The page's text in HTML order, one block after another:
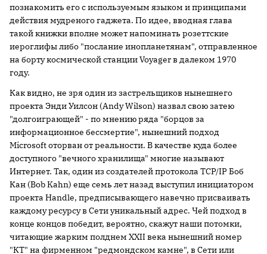
познакомить его с используемым языком и принципами
действия мудреного гаджета. По идее, вводная глава
такой книжки вполне может напоминать розеттские
иероглифы либо "послание инопланетянам", отправленное
на борту космической станции Voyager в далеком 1970
году.
Как видно, не зря один из застрельщиков нынешнего
проекта Энди Уилсон (Andy Wilson) назвал свою затею
"долгоиграющей" - по мнению ряда "борцов за
информационное бессмертие", нынешний подход
Microsoft оторван от реальности. В качестве куда более
доступного "вечного хранилища" многие называют
Интернет. Так, один из создателей протокола TCP/IP Боб
Кан (Bob Kahn) еще семь лет назад выступил инициатором
проекта Handle, предписывающего навечно присваивать
каждому ресурсу в Сети уникальный адрес. Чей подход в
конце концов победит, вероятно, скажут наши потомки,
читающие жарким полднем XXII века нынешний номер
"КТ" на фирменном "редмондском камне", в Сети или